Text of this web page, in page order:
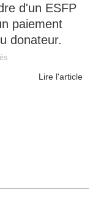
d'un ESFP
paiement
donateur.
Lire l'article